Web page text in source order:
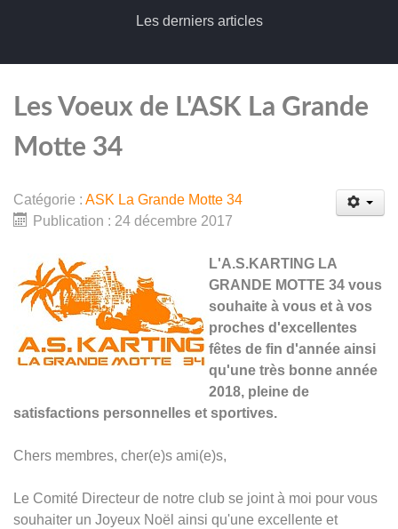
Les derniers articles
Les Voeux de L'ASK La Grande
Motte 34
Catégorie : ASK La Grande Motte 34
Publication : 24 décembre 2017
L'A.S.KARTING LA
GRANDE MOTTE 34 vous
souhaite à vous et à vos
proches d'excellentes
fêtes de fin d'année ainsi
qu'une très bonne année
2018, pleine de
satisfactions personnelles et sportives.
Chers membres, cher(e)s ami(e)s,
Le Comité Directeur de notre club se joint à moi pour vous
souhaiter un Joyeux Noël ainsi qu'une excellente et